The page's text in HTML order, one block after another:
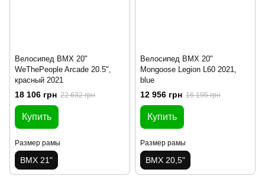
Велосипед BMX 20"
WeThePeople Arcade 20.5",
красный 2021
18 106 грн 22 632 грн
Купить
Размер рамы
BMX 21"
Велосипед BMX 20"
Mongoose Legion L60 2021,
blue
12 956 грн 16 195 грн
Купить
Размер рамы
BMX 20,5"